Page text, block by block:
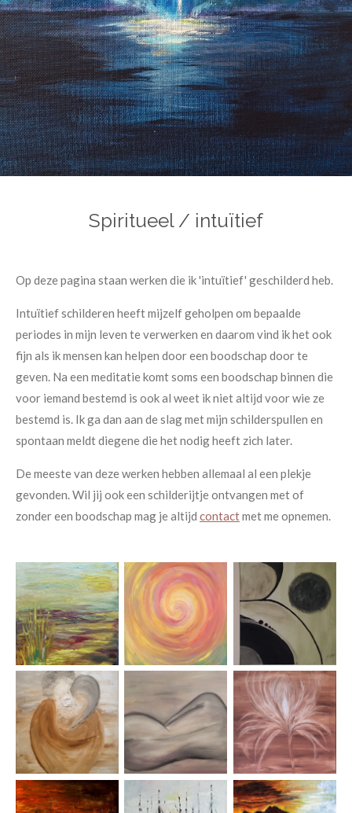
Spiritueel / intuïtief
Op deze pagina staan werken die ik 'intuïtief' geschilderd heb.
Intuïtief schilderen heeft mijzelf geholpen om bepaalde
periodes in mijn leven te verwerken en daarom vind ik het ook
fijn als ik mensen kan helpen door een boodschap door te
geven. Na een meditatie komt soms een boodschap binnen die
voor iemand bestemd is ook al weet ik niet altijd voor wie ze
bestemd is. Ik ga dan aan de slag met mijn schilderspullen en
spontaan meldt diegene die het nodig heeft zich later.
De meeste van deze werken hebben allemaal al een plekje
gevonden. Wil jij ook een schilderijtje ontvangen met of
zonder een boodschap mag je altijd contactmet me opnemen.